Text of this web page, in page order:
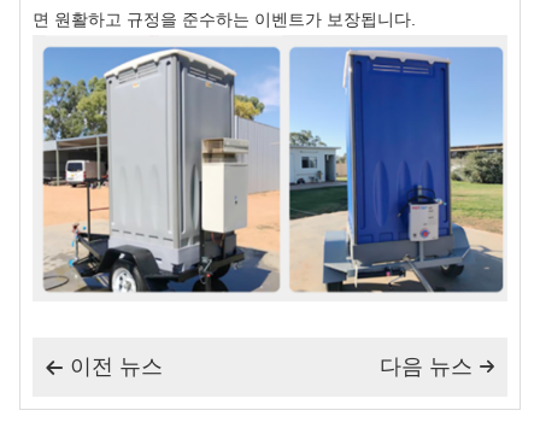
면 원활하고 규정을 준수하는 이벤트가 보장됩니다.
 이전 뉴스 
다음 뉴스